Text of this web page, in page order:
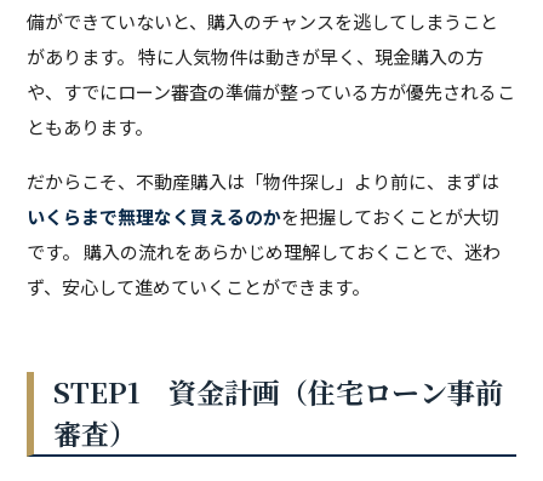
備ができていないと、購入のチャンスを逃してしまうこと
があります。 特に人気物件は動きが早く、現金購入の方
や、すでにローン審査の準備が整っている方が優先されるこ
ともあります。
だからこそ、不動産購入は「物件探し」より前に、まずは
いくらまで無理なく買えるのかを把握しておくことが大切
です。 購入の流れをあらかじめ理解しておくことで、迷わ
ず、安心して進めていくことができます。
STEP1 資金計画（住宅ローン事前
審査）